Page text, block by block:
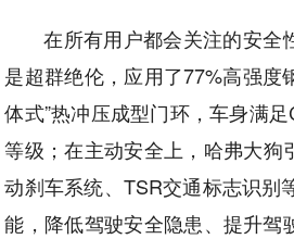
在所有用户都会关注的安全
是超群绝伦，应用了77%高强度
体式”热冲压成型门环，车身满
等级；在主动安全上，哈弗大狗
动刹车系统、TSR交通标志识别
能，降低驾驶安全隐患、提升驾